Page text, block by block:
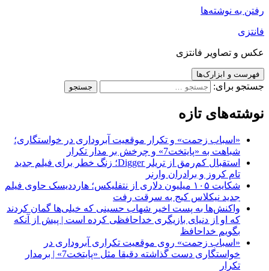
رفتن به نوشته‌ها
فانتزی
عکس و تصاویر فانتزی
فهرست و ابزارک‌ها
جستجو برای:
نوشته‌های تازه
«اسباب زحمت» و تکرار موقعیت آبروداری در خواستگاری؛
شباهت به «پایتخت7» و چرخش بر مدار تکرار
استقبال کم‌رمق از تریلر Digger؛ زنگ خطر برای فیلم جدید
تام کروز و برادران وارنر
شکایت ۱۰۵ میلیون دلاری از نتفلیکس؛ هارددیسک حاوی فیلم
جدید نیکلاس کیج به سرقت رفت
واکنش‌ها به پست اخیر شهاب حسینی که خیلی‌ها گمان کردند
که او از دنیای بازیگری خداحافظی کرده است | پیش از آنکه
بگویم خداحافظ
«اسباب زحمت» روی موقعیت تکراری آبروداری در
خواستگاری دست گذاشته دقیقا مثل «پایتخت7» | برمدار
تکرار